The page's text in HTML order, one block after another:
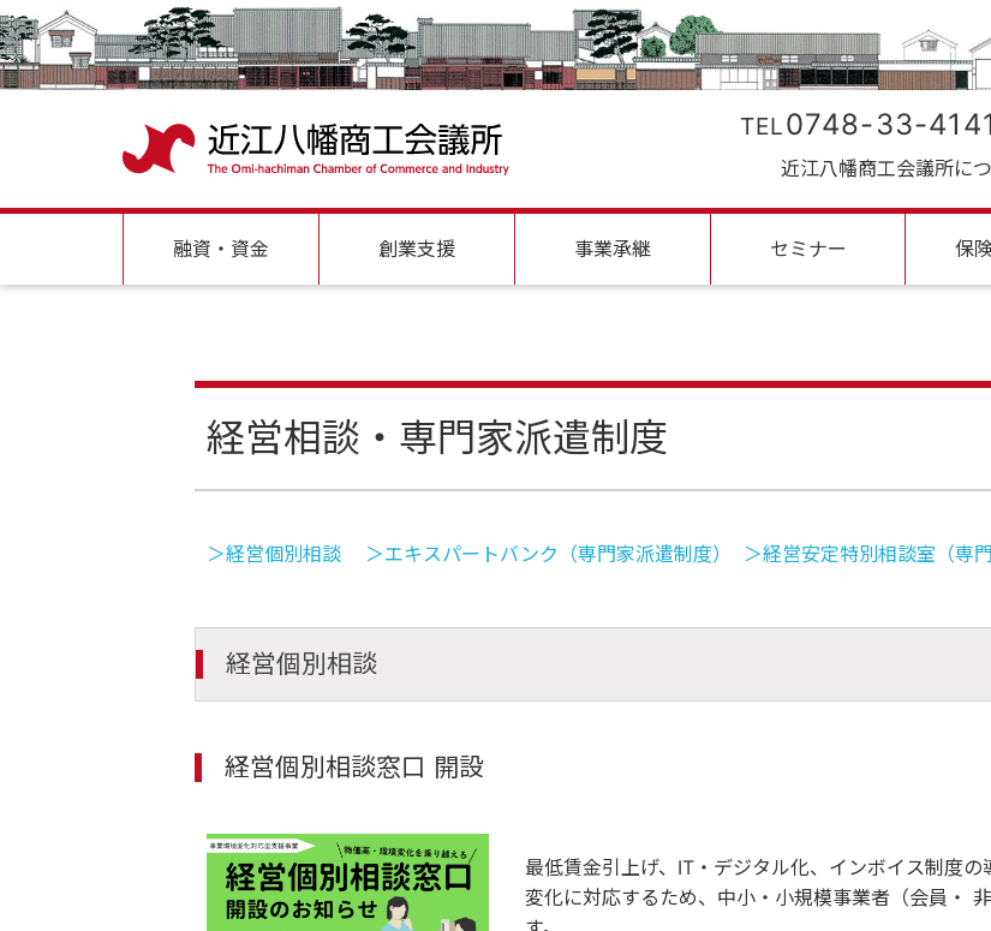
TEL0748-33-4141
近江八幡商工会議所に
融資・資金 創業支援 事業承継 セミナー 保
経営相談・専門家派遣制度
＞経営個別相談 ＞エキスパートバンク（専門家派遣制度） ＞経営安定特別相談室（専門
経営個別相談
経営個別相談窓口 開設
最低賃金引上げ、IT・デジタル化、インボイス制度
変化に対応するため、中小・小規模事業者（会員・